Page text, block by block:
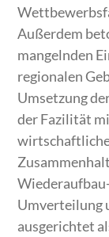
Außerdem
mangelnden
regionalen
Umsetzung
der Fazilität
Umverteilung
ausgerichtet